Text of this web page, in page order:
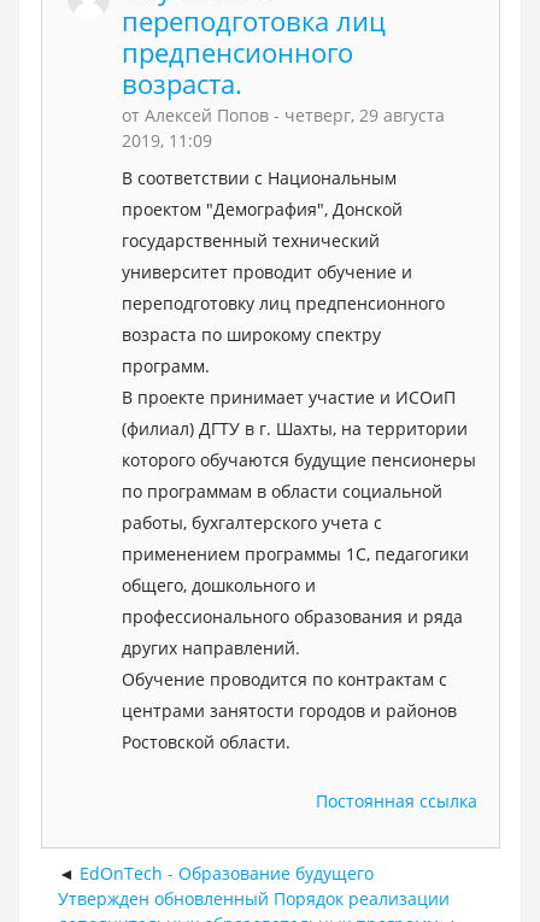
переподготовка лиц
предпенсионного
возраста.
от Алексей Попов- четверг, 29 августа
2019, 11:09
В соответствии с Национальным
проектом "Демография", Донской
государственный технический
университет проводит обучение и
переподготовку лиц предпенсионного
возраста по широкому спектру
программ.
В проекте принимает участие и ИСОиП
(филиал) ДГТУ в г. Шахты, на территории
которого обучаются будущие пенсионеры
по программам в области социальной
работы, бухгалтерского учета с
применением программы 1С, педагогики
общего, дошкольного и
профессионального образования и ряда
других направлений.
Обучение проводится по контрактам с
центрами занятости городов и районов
Ростовской области.
Постоянная ссылка
EdOnTech - Образование будущего
Утвержден обновленный Порядок реализации